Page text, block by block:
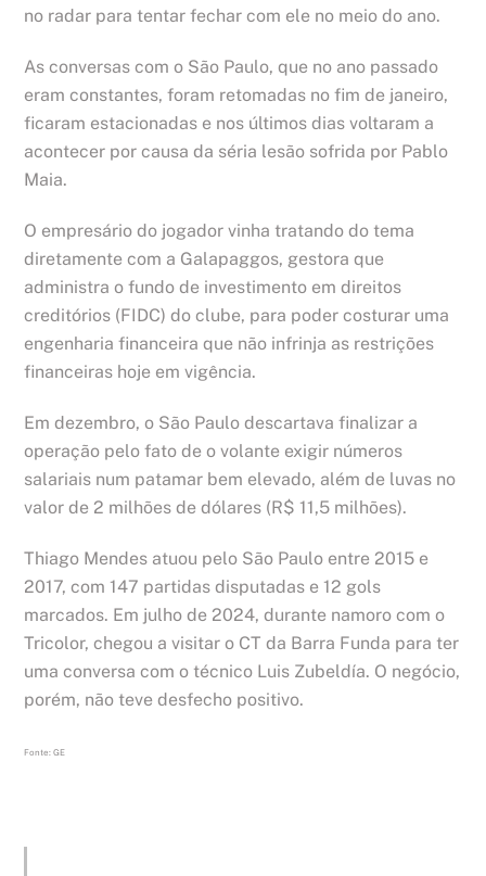
no radar para tentar fechar com ele no meio do ano.
As conversas com o São Paulo, que no ano passado
eram constantes, foram retomadas no fim de janeiro,
ficaram estacionadas e nos últimos dias voltaram a
acontecer por causa da séria lesão sofrida por Pablo
Maia.
O empresário do jogador vinha tratando do tema
diretamente com a Galapaggos, gestora que
administra o fundo de investimento em direitos
creditórios (FIDC) do clube, para poder costurar uma
engenharia financeira que não infrinja as restrições
financeiras hoje em vigência.
Em dezembro, o São Paulo descartava finalizar a
operação pelo fato de o volante exigir números
salariais num patamar bem elevado, além de luvas no
valor de 2 milhões de dólares (R$ 11,5 milhões).
Thiago Mendes atuou pelo São Paulo entre 2015 e
2017, com 147 partidas disputadas e 12 gols
marcados. Em julho de 2024, durante namoro com o
Tricolor, chegou a visitar o CT da Barra Funda para ter
uma conversa com o técnico Luis Zubeldía. O negócio,
porém, não teve desfecho positivo.
Fonte: GE